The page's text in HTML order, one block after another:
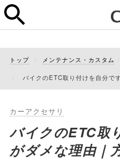
トップ メンテナンス・カスタム
バイクのETC取り付けを自分で
カーアクセサリ
バイクのETC取
がダメな理由｜